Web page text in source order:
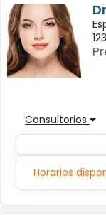
Consultorios
Horarios